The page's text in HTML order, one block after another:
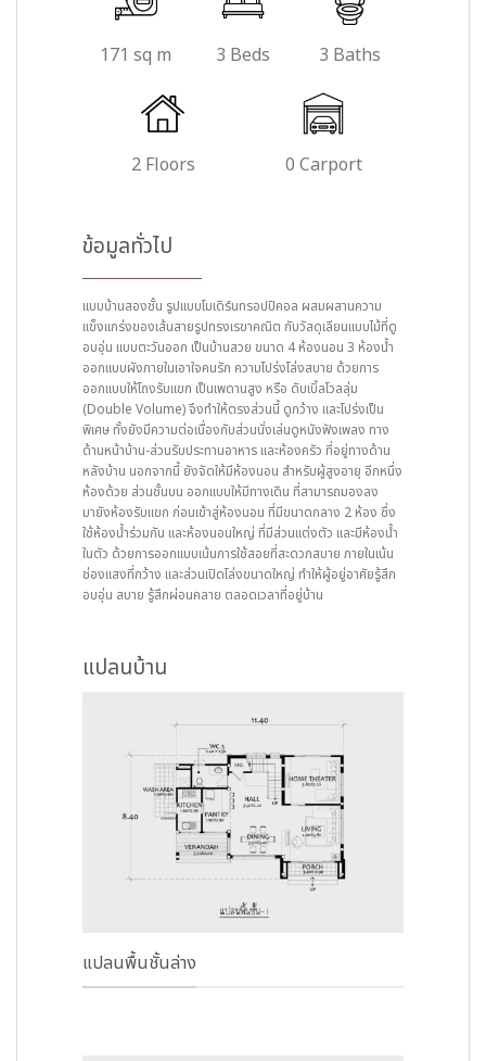
171 sq m 3 Beds 3 Baths
2 Floors 0 Carport
ข้อมูลทั่วไป
แบบบ้านสองชั้น รูปแบบโมเดิร์นทรอปปิคอล ผสมผสานความ
แข็งแกร่งของเส้นสายรูปทรงเรขาคณิต กับวัสดุเลียนแบบไม้ที่ดู
อบอุ่น แบบตะวันออก เป็นบ้านสวย ขนาด 4 ห้องนอน 3 ห้องน้ำ
ออกแบบผังภายในเอาใจคนรัก ความโปร่งโล่งสบาย ด้วยการ
ออกแบบให้โถงรับแขก เป็นเพดานสูง หรือ ดับเบิ้ลโวลลุ่ม
(Double Volume) จึงทำให้ตรงส่วนนี้ ดูกว้าง และโปร่งเป็น
พิเศษ ทั้งยังมีความต่อเนื่องกับส่วนนั่งเล่นดูหนังฟังเพลง ทาง
ด้านหน้าบ้าน-ส่วนรับประทานอาหาร และห้องครัว ที่อยู่ทางด้าน
หลังบ้าน นอกจากนี้ ยังจัดให้มีห้องนอน สำหรับผู้สูงอายุ อีกหนึ่ง
ห้องด้วย ส่วนชั้นบน ออกแบบให้มีทางเดิน ที่สามารถมองลง
มายังห้องรับแขก ก่อนเข้าสู่ห้องนอน ที่มีขนาดกลาง 2 ห้อง ซึ่ง
ใช้ห้องน้ำร่วมกัน และห้องนอนใหญ่ ที่มีส่วนแต่งตัว และมีห้องน้ำ
ในตัว ด้วยการออกแบบเน้นการใช้สอยที่สะดวกสบาย ภายในเน้น
ช่องแสงที่กว้าง และส่วนเปิดโล่งขนาดใหญ่ ทำให้ผู้อยู่อาศัยรู้สึก
อบอุ่น สบาย รู้สึกผ่อนคลาย ตลอดเวลาที่อยู่บ้าน
แปลนบ้าน
แปลนพื้นชั้นล่าง